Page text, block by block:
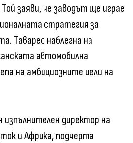
заяви, че заводът ще играе
стратегия за
Таварес наблегна на
автомобилна
на амбициозните цели на
изпълнителен директор на
и Африка, подчерта